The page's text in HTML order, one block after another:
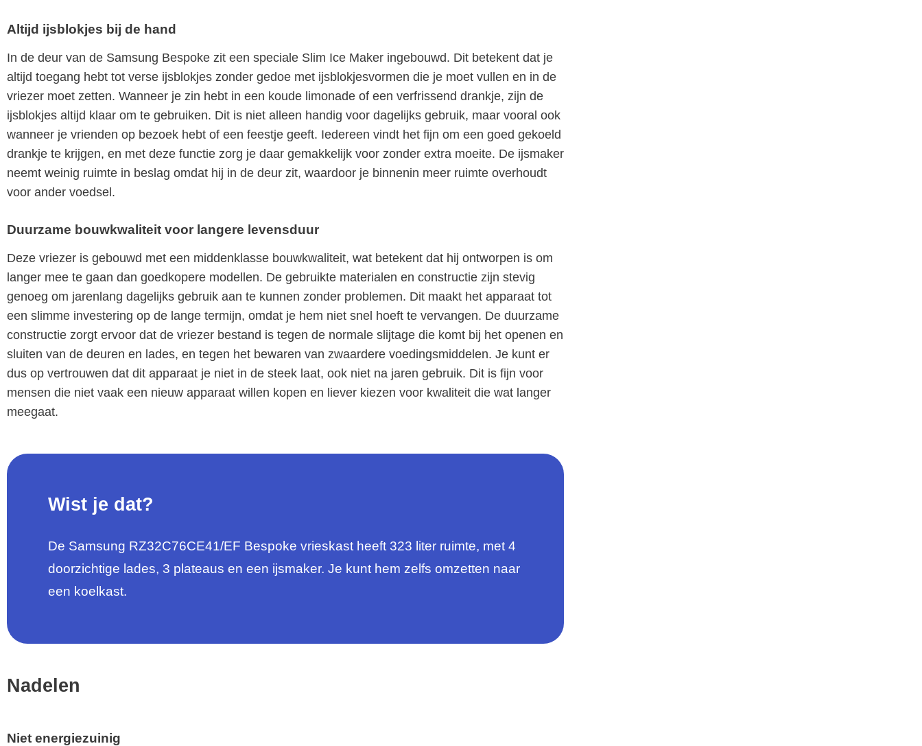
Altijd ijsblokjes bij de hand
In de deur van de Samsung Bespoke zit een speciale Slim Ice Maker ingebouwd. Dit betekent dat je
altijd toegang hebt tot verse ijsblokjes zonder gedoe met ijsblokjesvormen die je moet vullen en in de
vriezer moet zetten. Wanneer je zin hebt in een koude limonade of een verfrissend drankje, zijn de
ijsblokjes altijd klaar om te gebruiken. Dit is niet alleen handig voor dagelijks gebruik, maar vooral ook
wanneer je vrienden op bezoek hebt of een feestje geeft. Iedereen vindt het fijn om een goed gekoeld
drankje te krijgen, en met deze functie zorg je daar gemakkelijk voor zonder extra moeite. De ijsmaker
neemt weinig ruimte in beslag omdat hij in de deur zit, waardoor je binnenin meer ruimte overhoudt
voor ander voedsel.
Duurzame bouwkwaliteit voor langere levensduur
Deze vriezer is gebouwd met een middenklasse bouwkwaliteit, wat betekent dat hij ontworpen is om
langer mee te gaan dan goedkopere modellen. De gebruikte materialen en constructie zijn stevig
genoeg om jarenlang dagelijks gebruik aan te kunnen zonder problemen. Dit maakt het apparaat tot
een slimme investering op de lange termijn, omdat je hem niet snel hoeft te vervangen. De duurzame
constructie zorgt ervoor dat de vriezer bestand is tegen de normale slijtage die komt bij het openen en
sluiten van de deuren en lades, en tegen het bewaren van zwaardere voedingsmiddelen. Je kunt er
dus op vertrouwen dat dit apparaat je niet in de steek laat, ook niet na jaren gebruik. Dit is fijn voor
mensen die niet vaak een nieuw apparaat willen kopen en liever kiezen voor kwaliteit die wat langer
meegaat.
Wist je dat?
De Samsung RZ32C76CE41/EF Bespoke vrieskast heeft 323 liter ruimte, met 4
doorzichtige lades, 3 plateaus en een ijsmaker. Je kunt hem zelfs omzetten naar
een koelkast.
Nadelen
Niet energiezuinig